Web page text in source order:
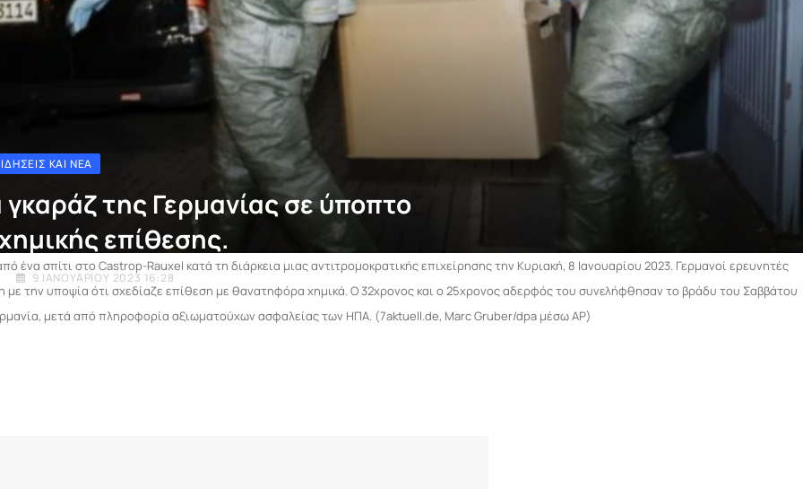
ΚΑΙ ΝΈΑ
της Γερμανίας σε ύποπτο
επίθεσης.
9 ΙΑΝΟΥΑΡΊΟΥ 2023 16:28
σπίτι στο Castrop-Rauxel κατά τη διάρκεια μιας αντιτρομοκρατικής επιχείρησης την Κυριακή, 8 Ιανουαρίου 2023. Γερμανοί ερευνητές
την υποψία ότι σχεδίαζε επίθεση με θανατηφόρα χημικά. Ο 32χρονος και ο 25χρονος αδερφός του συνελήφθησαν το βράδυ του Σαββάτου
μετά από πληροφορία αξιωματούχων ασφαλείας των ΗΠΑ. (7aktuell.de, Marc Gruber/dpa μέσω AP)